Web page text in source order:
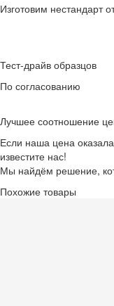
Изготовим нестандарт
Тест-драйв образцов
По согласованию
Лучшее соотношение
Если наша цена
известите нас!
Мы найдём решение,
Похожие товары